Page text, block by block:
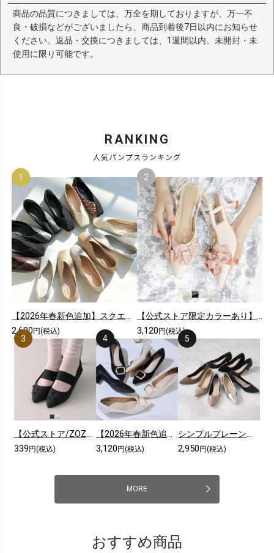
商品の品質につきましては、万全を期しておりますが、万一不
良・破損などがございましたら、商品到着後7日以内にお知らせ
ください。返品・交換につきましては、1週間以内、未開封・未
使用に限り可能です。
RANKING
人気パンプスランキング
2,690円(税込) 3,120円(税込)
339円(税込) 3,120円(税込) 2,950円(税込)
MORE
おすすめ商品